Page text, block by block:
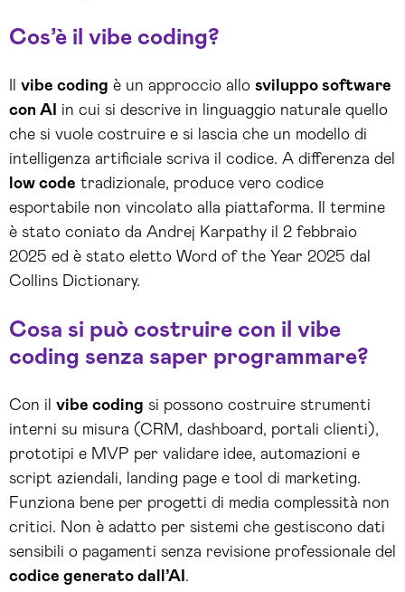
Cos’è il vibe coding?
vibe coding è un approccio allo sviluppo software
con AI
in cui si descrive in linguaggio naturale quello
che si vuole costruire e si lascia che un modello di
intelligenza artificiale scriva il codice. A differenza del
low code tradizionale, produce vero codice
esportabile non vincolato alla piattaforma. Il termine
è stato coniato da Andrej Karpathy il 2 febbraio
2025 ed è stato eletto Word of the Year 2025 dal
Collins Dictionary.
Cosa si può costruire con il vibe
coding senza saper programmare?
Con il vibe coding si possono costruire strumenti
interni su misura (CRM, dashboard, portali clienti),
prototipi e MVP per validare idee, automazioni e
script aziendali, landing page e tool di marketing.
Funziona bene per progetti di media complessità non
critici. Non è adatto per sistemi che gestiscono dati
sensibili o pagamenti senza revisione professionale del
codice generato dall’AI .